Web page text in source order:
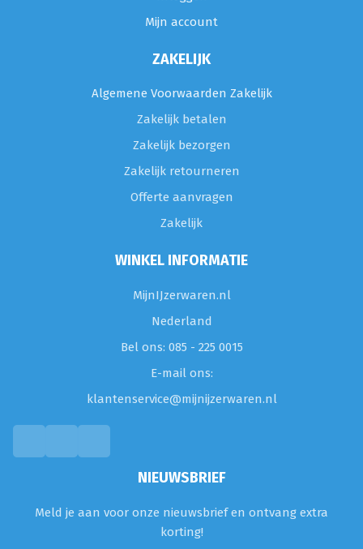
Mijn account
ZAKELIJK
Algemene Voorwaarden Zakelijk
Zakelijk betalen
Zakelijk bezorgen
Zakelijk retourneren
Offerte aanvragen
Zakelijk
WINKEL INFORMATIE
MijnIJzerwaren.nl
Nederland
Bel ons: 085 - 225 0015
E-mail ons:
klantenservice@mijnijzerwaren.nl
NIEUWSBRIEF
Meld je aan voor onze nieuwsbrief en ontvang extra
korting!